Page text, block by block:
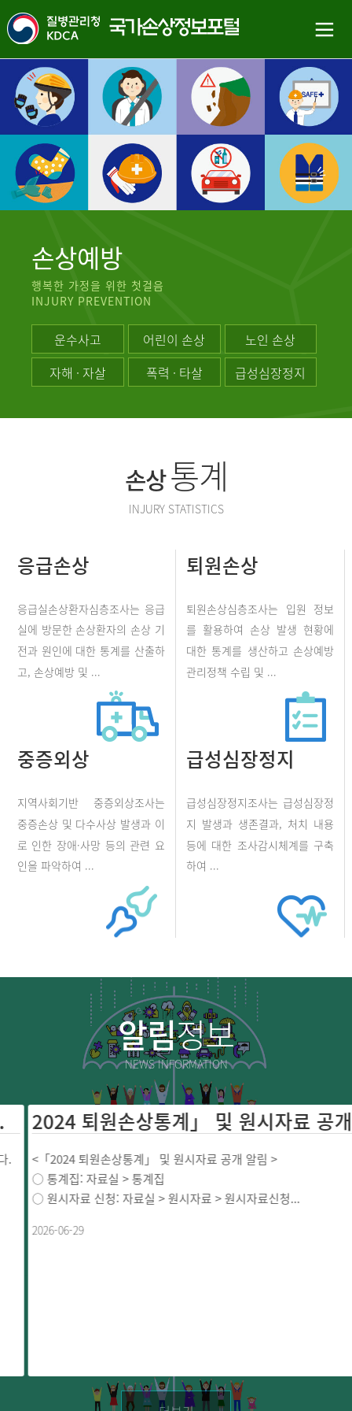
손상예방
행복한 가정을 위한 첫걸음
INJURY PREVENTION
운수사고 어린이 손상
노인 손상
자해 · 자살
폭력 · 타살 급성심장정지
손상통계
INJURY STATISTICS
응급손상
응급실손상환자심층조사는 응급
실에 방문한 손상환자의 손상 기
전과 원인에 대한 통계를 산출하
고, 손상예방 및 ...
퇴원손상
퇴원손상심층조사는 입원 정보
를 활용하여 손상 발생 현황에
대한 통계를 생산하고 손상예방
관리정책 수립 및 ...
중증외상
지역사회기반 중증외상조사는
중증손상 및 다수사상 발생과 이
로 인한 장애·사망 등의 관련 요
인을 파악하여 ...
급성심장정지
급성심장정지조사는 급성심장정
지 발생과 생존결과, 처치 내용
등에 대한 조사감시체계를 구축
하여 ...
알림정보
NEWS INFORMATION
2024 퇴원손
<「2024 퇴원손상통계」 및 원시자료 공개 알림 >
○ 통계집: 자료실 > 통계집
○ 원시자료 신청: 자료실 > 원시자료 > 원시자료신청...
2026-06-29